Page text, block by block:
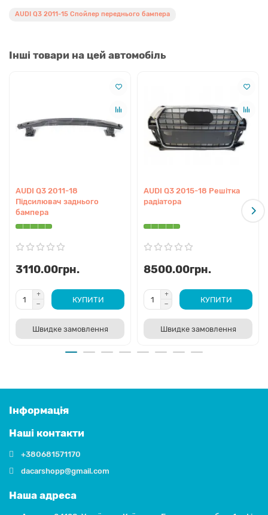
AUDI Q3 2011-15 Спойлер переднього бампера
Інші товари на цей автомобіль
AUDI Q3 2011-18
Підсилювач заднього
бампера
3110.00грн.
КУПИТИ
Швидке замовлення
AUDI Q3 2015-18 Решітка
радіатора
8500.00грн.
КУПИТИ
Швидке замовлення
Інформація
Наші контакти
+380681571170
dacarshopp@gmail.com
Наша адреса